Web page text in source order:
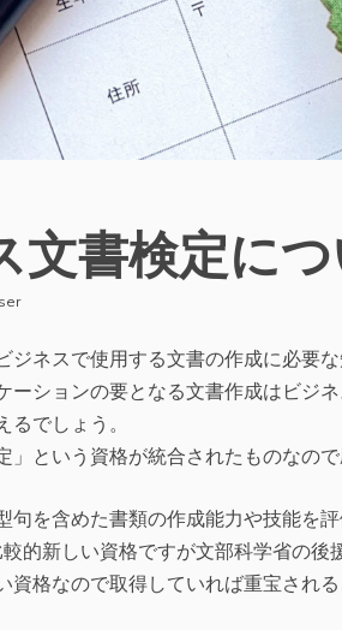
文書検定に
ジネスで使用する文書の作成に必要
ーションの要となる文書作成はビジ
でしょう。
」という資格が統合されたものなので
句を含めた書類の作成能力や技能を
的新しい資格ですが文部科学省の後
資格なので取得していれば重宝され